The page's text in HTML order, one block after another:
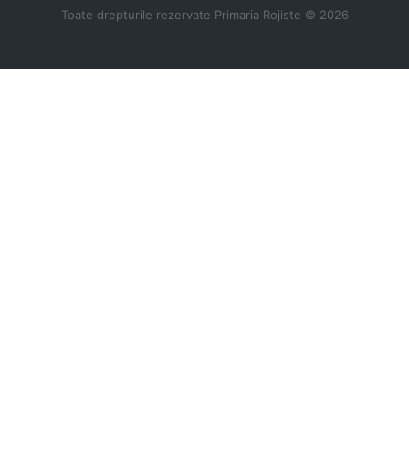
Toate drepturile rezervate Primaria Rojiste © 2026